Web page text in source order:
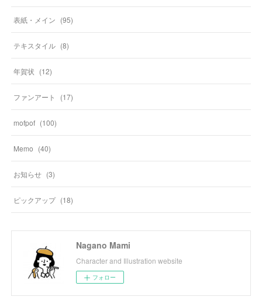
表紙・メイン (95)
テキスタイル (8)
年賀状 (12)
ファンアート (17)
mofpof (100)
Memo (40)
お知らせ (3)
ピックアップ (18)
Nagano Mami
Character and Illustration website
フォロー